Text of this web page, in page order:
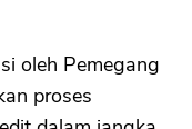
oleh Pemegang
proses